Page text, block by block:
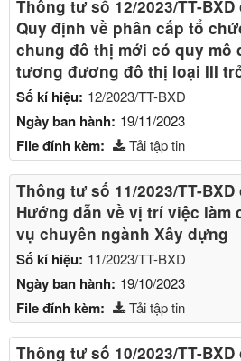
Thông tư số 12/2023/TT-
Quy định về phân cấp tổ
chung đô thị mới có quy mô
tương đương đô thị loại III
Số kí hiệu: 12/2023/TT-BXD
Ngày ban hành: 19/11/2023
File đính kèm: Tải tập tin
Thông tư số 11/2023/TT-
Hướng dẫn về vị trí việc làm
vụ chuyên ngành Xây dựng
Số kí hiệu: 11/2023/TT-BXD
Ngày ban hành: 19/10/2023
File đính kèm: Tải tập tin
Thông tư số 10/2023/TT-